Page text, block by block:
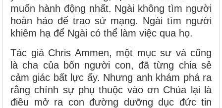
muốn hành động nhất. Ngài không tìm người
hoàn hảo để trao sứ mạng. Ngài tìm người
khiêm hạ để Ngài có thể làm việc qua họ.
Tác giả Chris Ammen, một mục sư và cũng
là cha của bốn người con, đã từng chia sẻ
cảm giác bất lực ấy. Nhưng anh khám phá ra
rằng chính sự phụ thuộc vào ơn Chúa lại là
điều mở ra con đường dưỡng dục đức tin